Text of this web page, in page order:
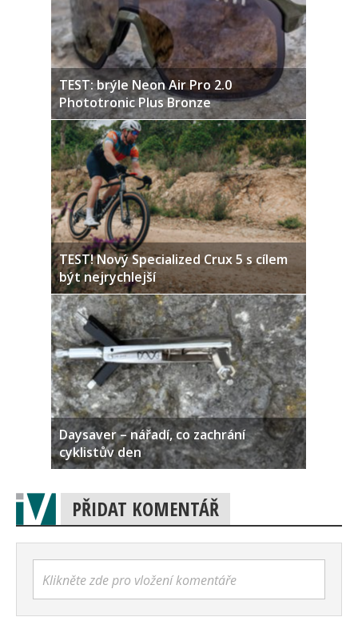
TEST: brýle Neon Air Pro 2.0
Phototronic Plus Bronze
TEST! Nový Specialized Crux 5 s cílem
být nejrychlejší
Daysaver – nářadí, co zachrání
cyklistův den
PŘIDAT KOMENTÁŘ
Klikněte zde pro vložení komentáře